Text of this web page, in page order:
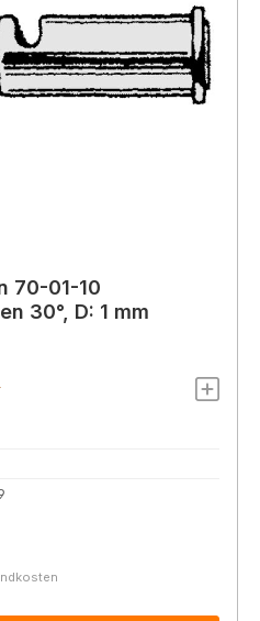
70-01-10
30°, D: 1 mm